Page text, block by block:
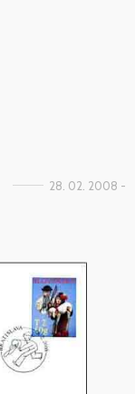
28. 02. 2008 -